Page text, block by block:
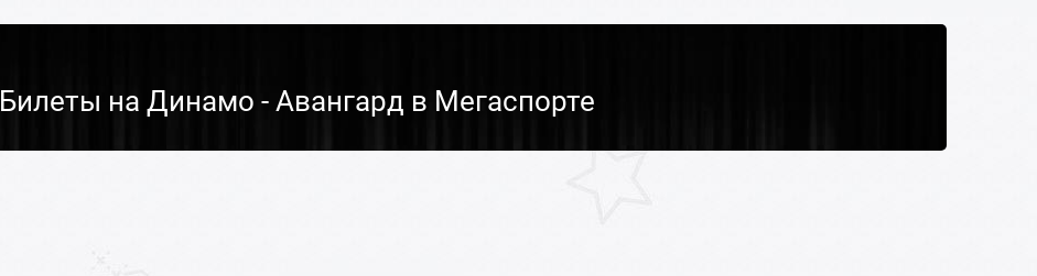
Билеты на Динамо - Авангард в Мегаспорте